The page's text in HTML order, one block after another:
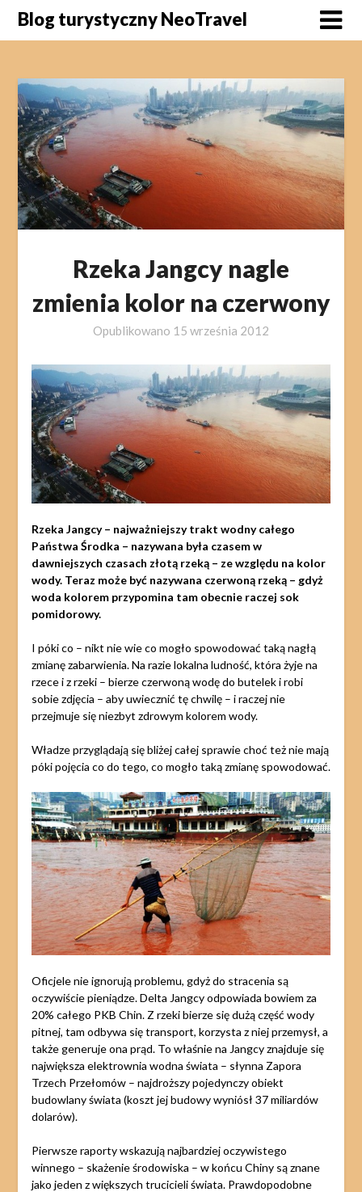
SkipBlog turystyczny NeoTravel
Rzeka Jangcy nagle
zmienia kolor na czerwony
Opublikowano 15 września 2012
Rzeka Jangcy – najważniejszy trakt wodny całego
Państwa Środka – nazywana była czasem w
dawniejszych czasach złotą rzeką – ze względu na kolor
wody. Teraz może być nazywana czerwoną rzeką – gdyż
woda kolorem przypomina tam obecnie raczej sok
pomidorowy.
I póki co – nikt nie wie co mogło spowodować taką nagłą
zmianę zabarwienia. Na razie lokalna ludność, która żyje na
rzece i z rzeki – bierze czerwoną wodę do butelek i robi
sobie zdjęcia – aby uwiecznić tę chwilę – i raczej nie
przejmuje się niezbyt zdrowym kolorem wody.
Władze przyglądają się bliżej całej sprawie choć też nie mają
póki pojęcia co do tego, co mogło taką zmianę spowodować.
Oficjele nie ignorują problemu, gdyż do stracenia są
oczywiście pieniądze. Delta Jangcy odpowiada bowiem za
20% całego PKB Chin. Z rzeki bierze się dużą część wody
pitnej, tam odbywa się transport, korzysta z niej przemysł, a
także generuje ona prąd. To właśnie na Jangcy znajduje się
największa elektrownia wodna świata – słynna Zapora
Trzech Przełomów – najdroższy pojedynczy obiekt
budowlany świata (koszt jej budowy wyniósł 37 miliardów
dolarów).
Pierwsze raporty wskazują najbardziej oczywistego
winnego – skażenie środowiska – w końcu Chiny są znane
jako jeden z większych trucicieli świata. Prawdopodobne